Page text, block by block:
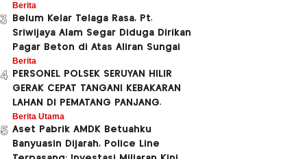
Berita
Belum Kelar Telaga Rasa, Pt.
Sriwijaya Alam Segar Diduga Dirikan
Pagar Beton di Atas Aliran Sungai
Berita
PERSONEL POLSEK SERUYAN HILIR
GERAK CEPAT TANGANI KEBAKARAN
LAHAN DI PEMATANG PANJANG.
Berita Utama
Aset Pabrik AMDK Betuahku
Banyuasin Dijarah, Police Line